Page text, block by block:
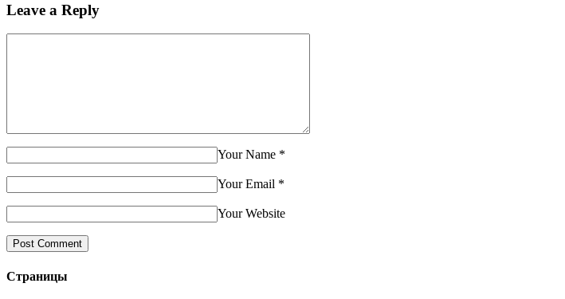
Leave a Reply
Your Name *
Your Email *
Your Website
Страницы